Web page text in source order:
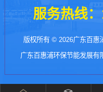
服务热线：
版权所有 © 2026广东百惠
广东百惠浦环保节能发展有